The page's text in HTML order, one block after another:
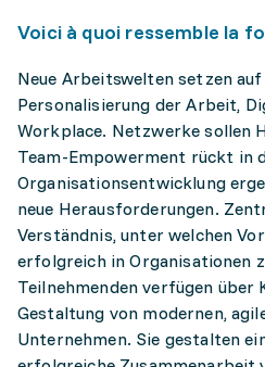
Voici à quoi ressemble la
Neue Arbeitswelten setzen
Personalisierung der Arbeit,
Workplace. Netzwerke sollen
Team-Empowerment rückt in
Organisationsentwicklung
neue Herausforderungen.
Verständnis, unter welchen
erfolgreich in Organisationen
Teilnehmenden verfügen über
Gestaltung von modernen,
Unternehmen. Sie gestalten